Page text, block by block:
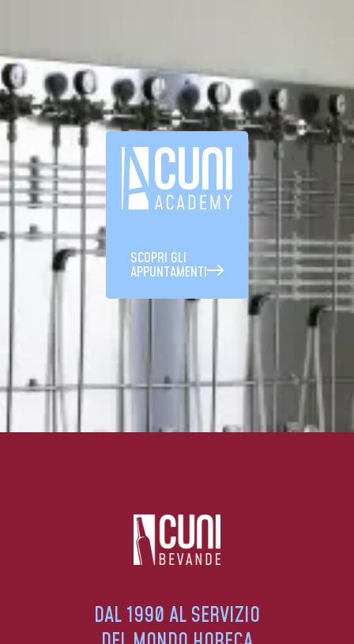
SCOPRI GLI
APPUNTAMENTI
DAL 1990 AL SERVIZIO